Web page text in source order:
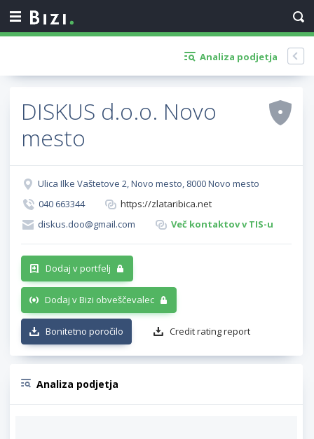
Analiza podjetja
DISKUS d.o.o. Novo
mesto
Ulica Ilke Vaštetove 2, Novo mesto, 8000 Novo mesto
040 663344
https://zlataribica.net
diskus.doo@gmail.com
Več kontaktov v TIS-u
Dodaj v portfelj
Dodaj v Bizi obveščevalec
Bonitetno poročilo Credit rating report
Analiza podjetja